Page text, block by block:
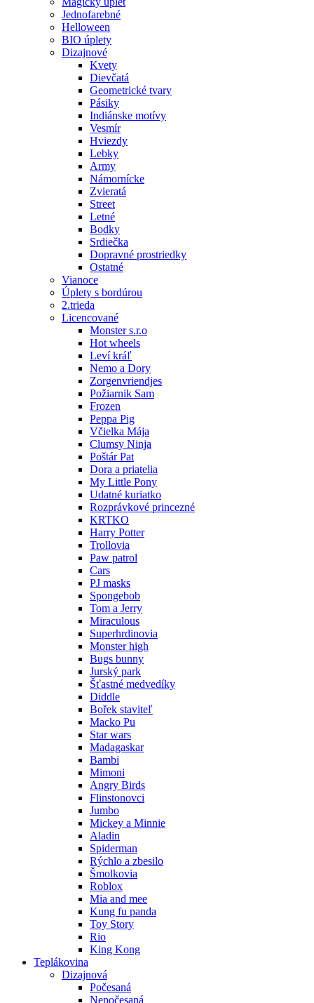
Jednofarebné
Helloween
BIO úplety
Dizajnové
Kvety
Dievčatá
Geometrické tvary
Pásiky
Indiánske motívy
Vesmír
Hviezdy
Lebky
Army
Námornícke
Zvieratá
Street
Letné
Bodky
Srdiečka
Dopravné prostriedky
Ostatné
Vianoce
Úplety s bordúrou
2.trieda
Licencované
Monster s.r.o
Hot wheels
Leví kráľ
Nemo a Dory
Zorgenvriendjes
Požiarnik Sam
Frozen
Peppa Pig
Včielka Mája
Clumsy Ninja
Poštár Pat
Dora a priatelia
My Little Pony
Udatné kuriatko
Rozprávkové princezné
KRTKO
Harry Potter
Trollovia
Paw patrol
Cars
PJ masks
Spongebob
Tom a Jerry
Miraculous
Superhrdinovia
Monster high
Bugs bunny
Jurský park
Šťastné medvedíky
Diddle
Bořek staviteľ
Macko Pu
Star wars
Madagaskar
Bambi
Mimoni
Angry Birds
Flinstonovci
Jumbo
Mickey a Minnie
Aladin
Spiderman
Rýchlo a zbesilo
Šmolkovia
Roblox
Mia and mee
Kung fu panda
Toy Story
Rio
King Kong
Teplákovina
Dizajnová
Počesaná
Nepočesaná